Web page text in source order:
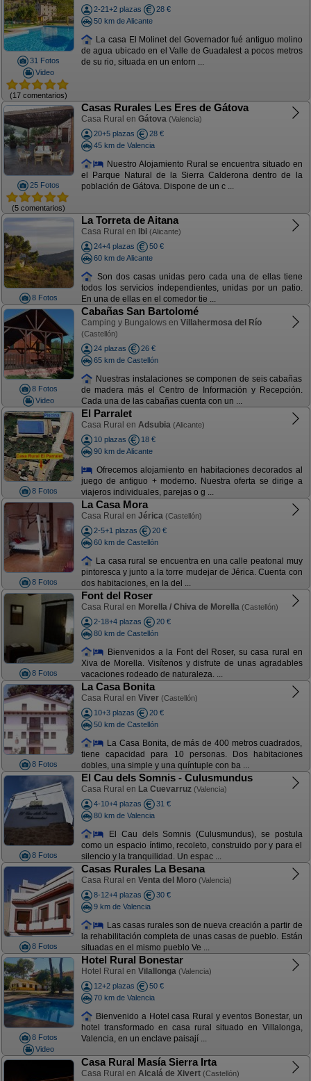
31 Fotos
Video
(17 comentarios)
2-21+2 plazas
28 €
50 km de Alicante
La casa El Molinet del Governador fué antiguo molino
de agua ubicado en el Valle de Guadalest a pocos metros
de su rio, situada en un entorn ...
25 Fotos
(5 comentarios)
Casas Rurales Les Eres de Gátova
Casa Rural en Gátova (Valencia)
20+5 plazas
28 €
45 km de Valencia
Nuestro Alojamiento Rural se encuentra situado en
el Parque Natural de la Sierra Calderona dentro de la
población de Gátova. Dispone de un c ...
8 Fotos
La Torreta de Aitana
Casa Rural en Ibi (Alicante)
24+4 plazas
50 €
60 km de Alicante
Son dos casas unidas pero cada una de ellas tiene
todos los servicios independientes, unidas por un patio.
En una de ellas en el comedor tie ...
8 Fotos
Video
Cabañas San Bartolomé
Camping y Bungalows en Villahermosa del Río
(Castellón)
24 plazas
26 €
65 km de Castellón
Nuestras instalaciones se componen de seis cabañas
de madera más el Centro de Información y Recepción.
Cada una de las cabañas cuenta con un ...
8 Fotos
El Parralet
Casa Rural en Adsubia (Alicante)
10 plazas
18 €
90 km de Alicante
Ofrecemos alojamiento en habitaciones decorados al
juego de antiguo + moderno. Nuestra oferta se dirige a
viajeros individuales, parejas o g ...
8 Fotos
La Casa Mora
Casa Rural en Jérica (Castellón)
2-5+1 plazas
20 €
60 km de Castellón
La casa rural se encuentra en una calle peatonal muy
pintoresca y junto a la torre mudejar de Jérica. Cuenta con
dos habitaciones, en la del ...
8 Fotos
Font del Roser
Casa Rural en Morella / Chiva de Morella (Castellón)
2-18+4 plazas
20 €
80 km de Castellón
Bienvenidos a la Font del Roser, su casa rural en
Xiva de Morella. Visítenos y disfrute de unas agradables
vacaciones rodeado de naturaleza. ...
8 Fotos
La Casa Bonita
Casa Rural en Viver (Castellón)
10+3 plazas
20 €
50 km de Castellón
La Casa Bonita, de más de 400 metros cuadrados,
tiene capacidad para 10 personas. Dos habitaciones
dobles, una simple y una quíntuple con ba ...
8 Fotos
El Cau dels Somnis - Culusmundus
Casa Rural en La Cuevarruz (Valencia)
4-10+4 plazas
31 €
80 km de Valencia
El Cau dels Somnis (Culusmundus), se postula
como un espacio íntimo, recoleto, construido por y para el
silencio y la tranquilidad. Un espac ...
8 Fotos
Casas Rurales La Besana
Casa Rural en Venta del Moro (Valencia)
8-12+4 plazas
30 €
9 km de Valencia
Las casas rurales son de nueva creación a partir de
la rehabilitación completa de unas casas de pueblo. Están
situadas en el mismo pueblo Ve ...
8 Fotos
Video
Hotel Rural Bonestar
Hotel Rural en Vilallonga (Valencia)
12+2 plazas
50 €
70 km de Valencia
Bienvenido a Hotel casa Rural y eventos Bonestar, un
hotel transformado en casa rural situado en Villalonga,
Valencia, en un enclave paisají ...
Casa Rural Masía Sierra Irta
Casa Rural en Alcalá de Xivert (Castellón)